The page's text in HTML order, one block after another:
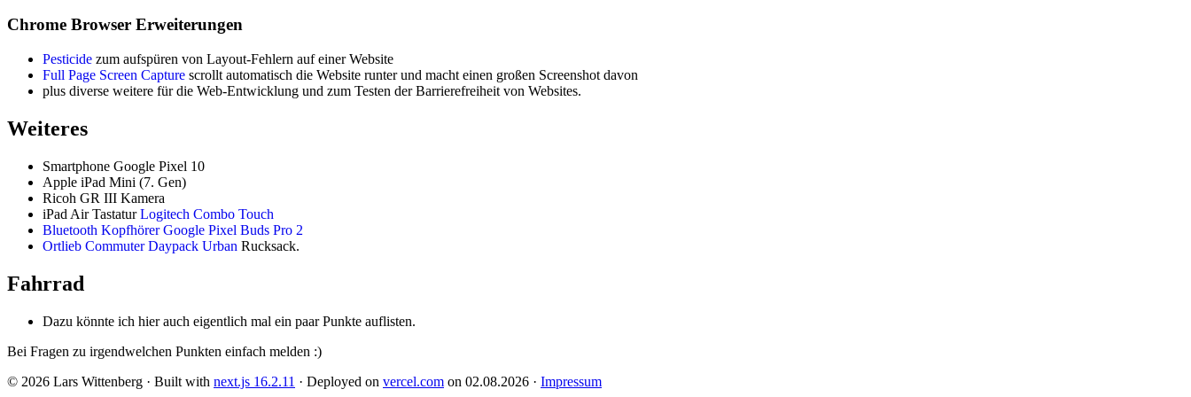
Chrome Browser Erweiterungen
Pesticide zum aufspüren von Layout-Fehlern auf einer Website
Full Page Screen Capture scrollt automatisch die Website runter und macht einen großen Screenshot davon
plus diverse weitere für die Web-Entwicklung und zum Testen der Barrierefreiheit von Websites.
Weiteres
Smartphone Google Pixel 10
Apple iPad Mini (7. Gen)
Ricoh GR III Kamera
iPad Air TastaturLogitech Combo Touch
Bluetooth Kopfhörer Google Pixel Buds Pro 2
Ortlieb Commuter Daypack Urban Rucksack.
Fahrrad
Dazu könnte ich hier auch eigentlich mal ein paar Punkte auflisten.
Bei Fragen zu irgendwelchen Punkten einfach melden :)
© 2026 Lars Wittenberg · Built with next.js 16.2.11 · Deployed on vercel.com on 02.08.2026 · Impressum